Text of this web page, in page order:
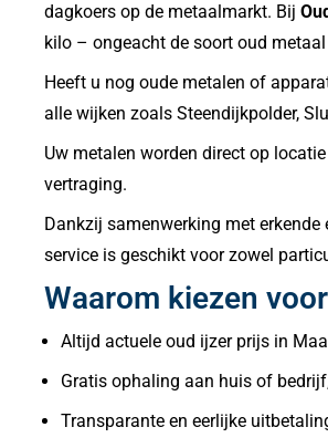
dagkoers op de metaalmarkt. Bij
kilo – ongeacht de soort oud
Heeft u nog oude metalen of
alle wijken zoals Steendijkpolder,
Uw metalen worden direct op
vertraging.
Dankzij samenwerking met
service is geschikt voor zowel
Waarom kiezen
Altijd actuele oud ijzer prijs in
Gratis ophaling aan huis of
Transparante en eerlijke